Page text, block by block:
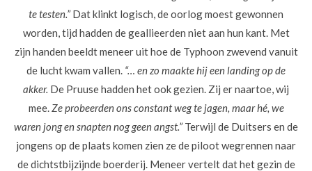
te testen.” Dat klinkt logisch, de oorlog moest gewonnen
worden, tijd hadden de geallieerden niet aan hun kant. Met
zijn handen beeldt meneer uit hoe de Typhoon zwevend vanuit
de lucht kwam vallen. “… en zo maakte hij een landing op de
akker. De Pruuse hadden het ook gezien. Zij er naartoe, wij
mee.Ze probeerden ons constant weg te jagen, maar hé, we
waren jong en snapten nog geen angst.” Terwijl de Duitsers en de
jongens op de plaats komen zien ze de piloot wegrennen naar
de dichtstbijzijnde boerderij. Meneer vertelt dat het gezin de